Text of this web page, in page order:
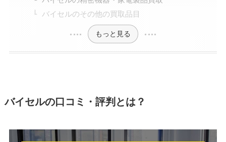
バイセルのその他の買取品目
もっと見る
バイセルの口コミ・評判とは？